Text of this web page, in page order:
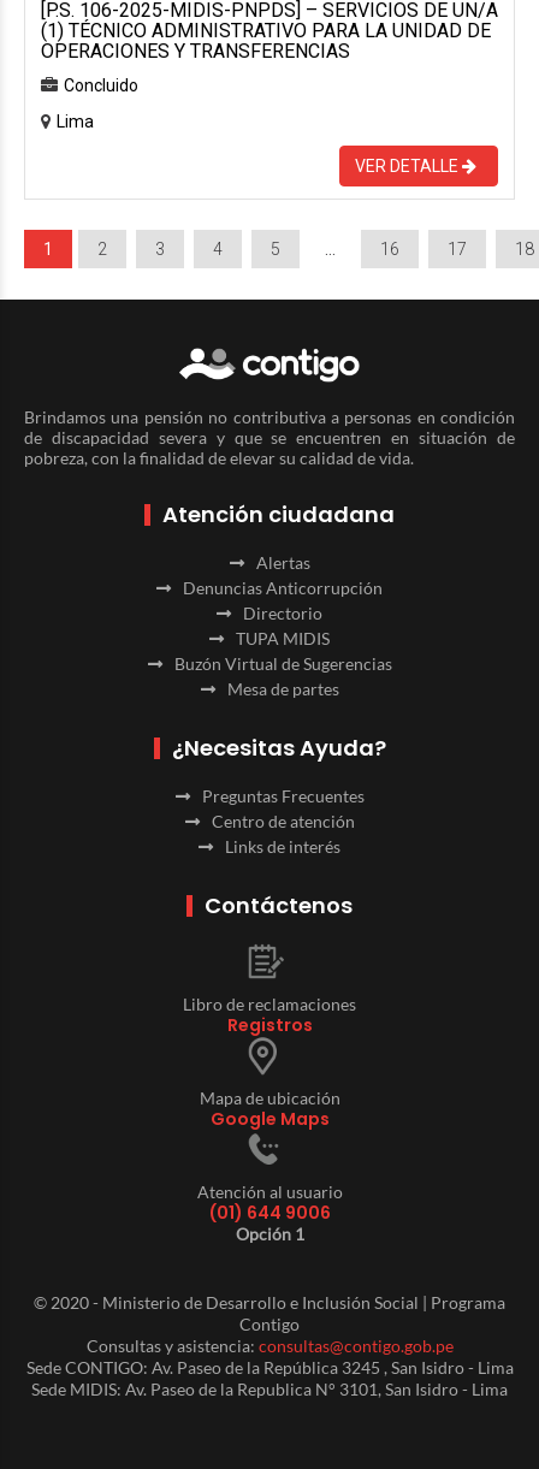
[P.S. 106-2025-MIDIS-PNPDS] – SERVICIOS DE UN/A
(1) TÉCNICO ADMINISTRATIVO PARA LA UNIDAD DE
OPERACIONES Y TRANSFERENCIAS
Concluido
Lima
VER DETALLE
1 2 3 4 5 16 17 18
Brindamos una pensión no contributiva a personas en condición
de discapacidad severa y que se encuentren en situación de
pobreza, con la finalidad de elevar su calidad de vida.
Atención ciudadana
Alertas
Denuncias Anticorrupción
Directorio
TUPA MIDIS
Buzón Virtual de Sugerencias
Mesa de partes
¿Necesitas Ayuda?
Preguntas Frecuentes
Centro de atención
Links de interés
Contáctenos
Libro de reclamaciones
Registros
Mapa de ubicación
Google Maps
Atención al usuario
(01) 644 9006
Opción 1
© 2020 - Ministerio de Desarrollo e Inclusión Social | Programa
Contigo
Consultas y asistencia: consultas@contigo.gob.pe
Sede CONTIGO: Av. Paseo de la República 3245 , San Isidro - Lima
Sede MIDIS: Av. Paseo de la Republica N° 3101, San Isidro - Lima